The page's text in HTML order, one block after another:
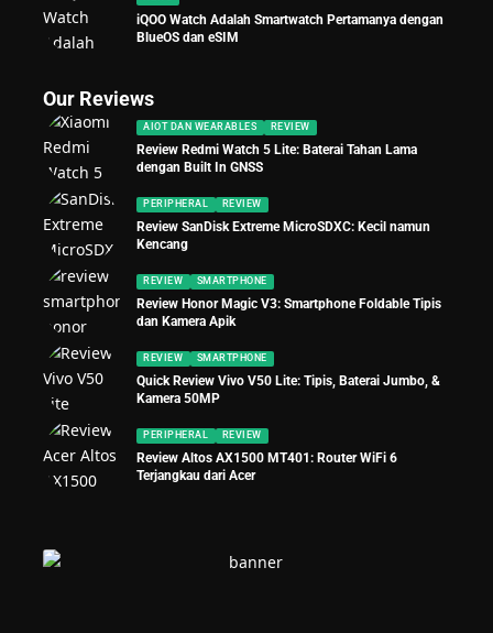
iQOO Watch Adalah Smartwatch Pertamanya dengan
BlueOS dan eSIM
Our Reviews
AIOT DAN WEARABLES REVIEW
Review Redmi Watch 5 Lite: Baterai Tahan Lama
dengan Built In GNSS
PERIPHERAL REVIEW
Review SanDisk Extreme MicroSDXC: Kecil namun
Kencang
REVIEW SMARTPHONE
Review Honor Magic V3: Smartphone Foldable Tipis
dan Kamera Apik
REVIEW SMARTPHONE
Quick Review Vivo V50 Lite: Tipis, Baterai Jumbo, &
Kamera 50MP
PERIPHERAL REVIEW
Review Altos AX1500 MT401: Router WiFi 6
Terjangkau dari Acer